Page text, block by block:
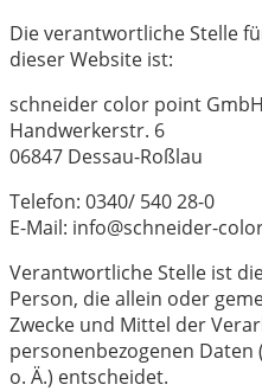
Die verantwortliche Stelle
dieser Website ist:
schneider color point GmbH
Handwerkerstr. 6
06847 Dessau-Roßlau
Telefon: 0340/ 540 28-0
E-Mail: info@schneider-
Verantwortliche Stelle ist
Person, die allein oder
Zwecke und Mittel der
personenbezogenen Daten
o. Ä.) entscheidet.